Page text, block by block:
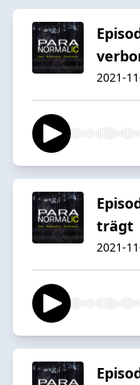
2021-
trägt
2021-